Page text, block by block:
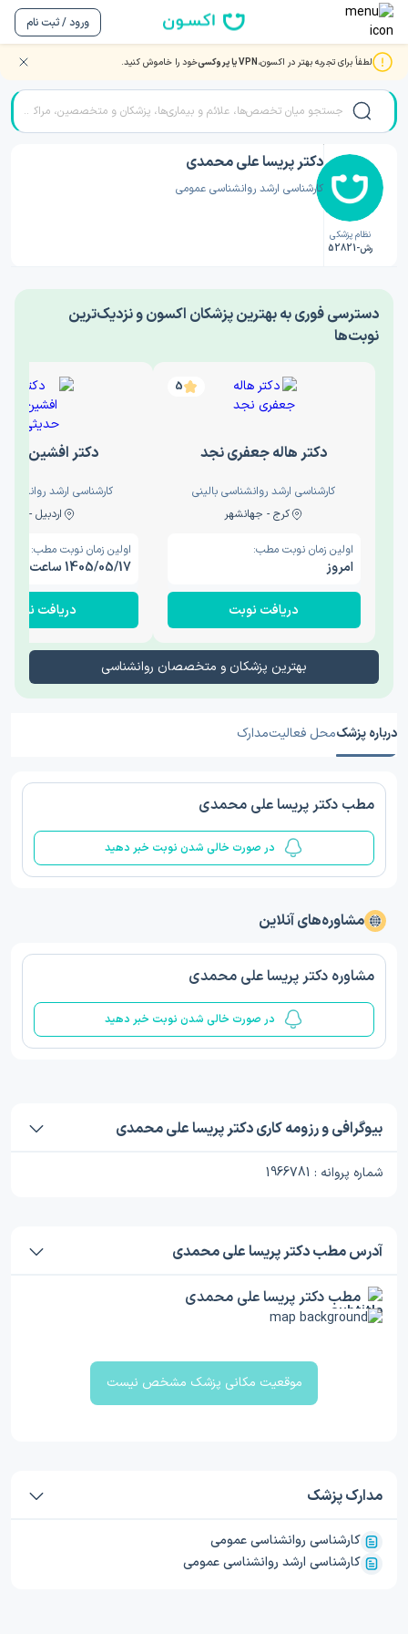
ورود / ثبت نام
لطفاً برای تجربه بهتر در اکسون،VPN یا پروکسی خود را خاموش کنید. صفحه اصلی/دکتر روانشناسی/دکتر پریسا علی محمدی
نظام پزشکی
رش-52821
دکتر پریسا علی محمدی
کارشناسی ارشد روانشناسی عمومی
‎دسترسی فوری به بهترین پزشکان اکسون و نزدیک‌ترین
نوبت‌ها
5
دکتر هاله جعفری نجد
کارشناسی ارشد روانشناسی بالینی
کرج - جهانشهر
اولین زمان نوبت مطب:
امروز
دریافت نوبت
دکتر افشین
کارشناسی ارشد
اردبیل - والی
اولین زمان نوبت مطب:
1405/05/17 ساعت 15:00
دریافت نوبت
بهترین پزشکان و متخصصان روانشناسی
درباره پزشکمحل فعالیتمدارک
مطب دکتر پریسا علی محمدی
در صورت خالی شدن نوبت خبر دهید
مشاوره‌های آنلاین
مشاوره دکتر پریسا علی محمدی
در صورت خالی شدن نوبت خبر دهید
بیوگرافی و رزومه کاری دکتر پریسا علی محمدی
شماره پروانه : 1966781
آدرس مطب دکتر پریسا علی محمدی
مطب دکتر پریسا علی محمدی
موقعیت مکانی پزشک مشخص نیست
مدارک پزشک
کارشناسی روانشناسی عمومی
کارشناسی ارشد روانشناسی عمومی